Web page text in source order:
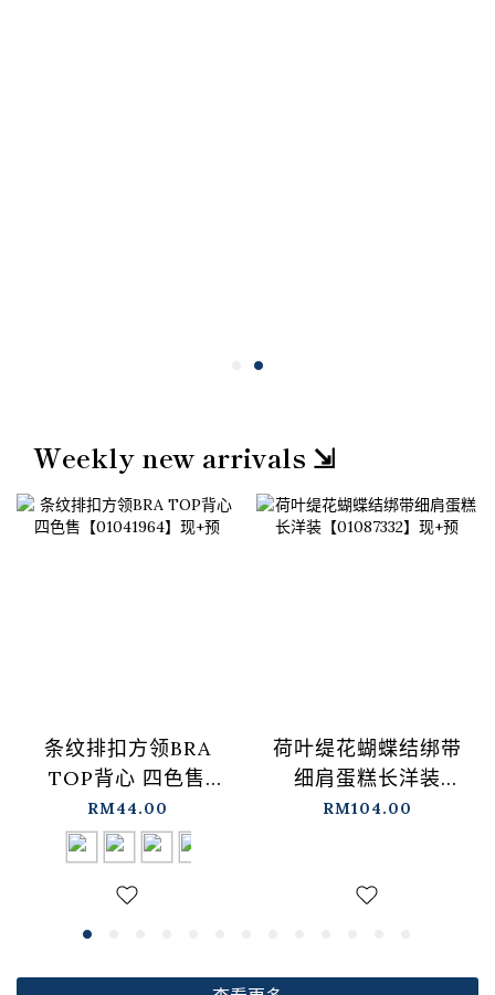
Weekly new arrivals ⇲
条纹排扣方领BRA
TOP背心 四色售
【01041964】现+预
RM44.00
荷叶缇花蝴蝶结绑带
细肩蛋糕长洋装
【01087332】现+预
RM104.00